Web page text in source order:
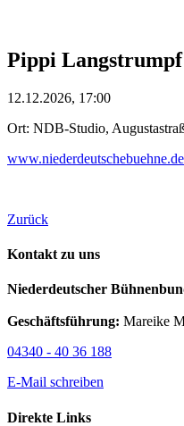
Pippi Langstrumpf
12.12.2026, 17:00
Ort: NDB-Studio,
www.niederdeutschebuehne.de
Zurück
Kontakt zu uns
Niederdeutscher
Geschäftsführung: Mareike
04340 - 40 36 188
E-Mail schreiben
Direkte Links